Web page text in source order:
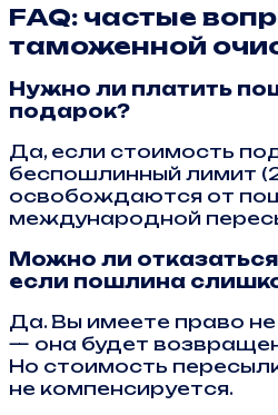
FAQ: частые
таможенной
Нужно ли платить
подарок?
Да, если стоимость
беспошлинный лимит
освобождаются от
международной
Можно ли
если пошлина
Да. Вы имеете право
— она будет
Но стоимость
не компенсируется.